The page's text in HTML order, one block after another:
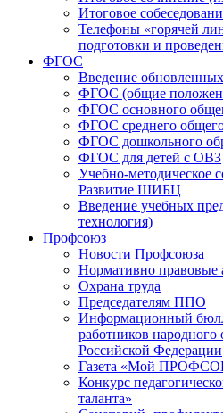
Итоговое
Телефоны «горячей
подготовки и
ФГОС
Введение
ФГОС (общие
ФГОС основного
ФГОС среднего
ФГОС дошкольного
ФГОС для детей с ОВЗ
Учебно-
Развитие ШИБЦ
Введение учебных
технология)
Профсоюз
Новости Профсоюза
Нормативно правовые
Охрана труда
Председателям ППО
Информационный
работников народного
Российской Федерации
Газета «Мой
Конкурс
таланта»